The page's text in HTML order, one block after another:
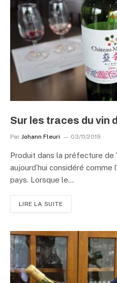
Sur les traces du vin
Par Johann Fleuri 03/11/2019
Produit dans la préfecture de
aujourd’hui considéré comme
pays. Lorsque le…
LIRE LA SUITE